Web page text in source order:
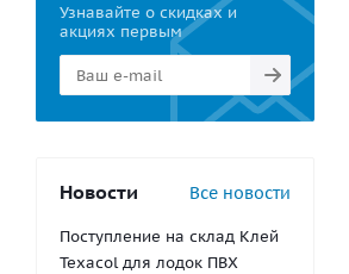
Узнавайте о скидках и
акциях первым
Новости Все новости
Поступление на склад Клей
Texacol для лодок ПВХ